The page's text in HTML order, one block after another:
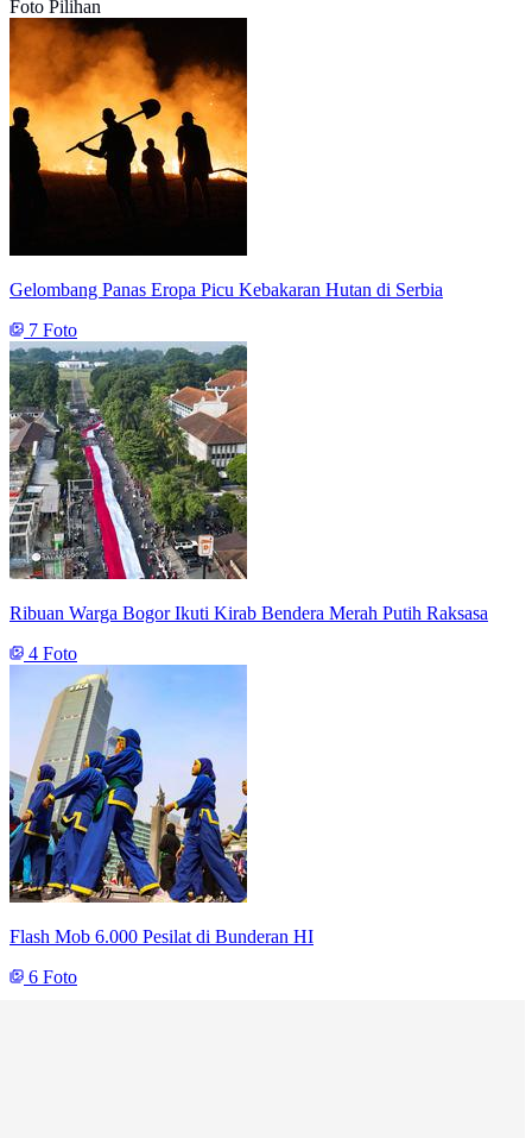
Foto Pilihan
Gelombang Panas Eropa Picu Kebakaran Hutan di Serbia
7 Foto
Ribuan Warga Bogor Ikuti Kirab Bendera Merah Putih Raksasa
4 Foto
Flash Mob 6.000 Pesilat di Bunderan HI
6 Foto